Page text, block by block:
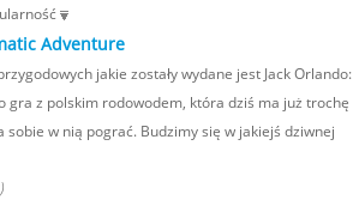
Adventure
jakie zostały wydane jest Jack Orlando:
gra z polskim rodowodem, która dziś ma już trochę
sobie w nią pograć. Budzimy się w jakiejś dziwnej